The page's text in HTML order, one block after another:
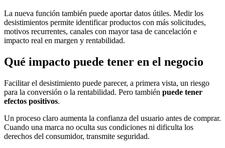
La nueva función también puede aportar datos útiles. Medir los
desistimientos permite identificar productos con más solicitudes,
motivos recurrentes, canales con mayor tasa de cancelación e
impacto real en margen y rentabilidad.
Qué impacto puede tener en el negocio
Facilitar el desistimiento puede parecer, a primera vista, un riesgo
para la conversión o la rentabilidad. Pero también puede tener
efectos positivos.
Un proceso claro aumenta la confianza del usuario antes de comprar.
Cuando una marca no oculta sus condiciones ni dificulta los
derechos del consumidor, transmite seguridad.